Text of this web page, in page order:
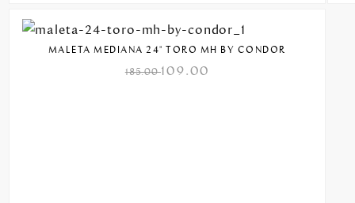
MALETA MEDIANA 24" TORO MH BY CONDOR
185.00109.00